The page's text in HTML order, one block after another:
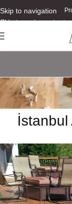
Skip to navigation
Skip to main content
İstanbul